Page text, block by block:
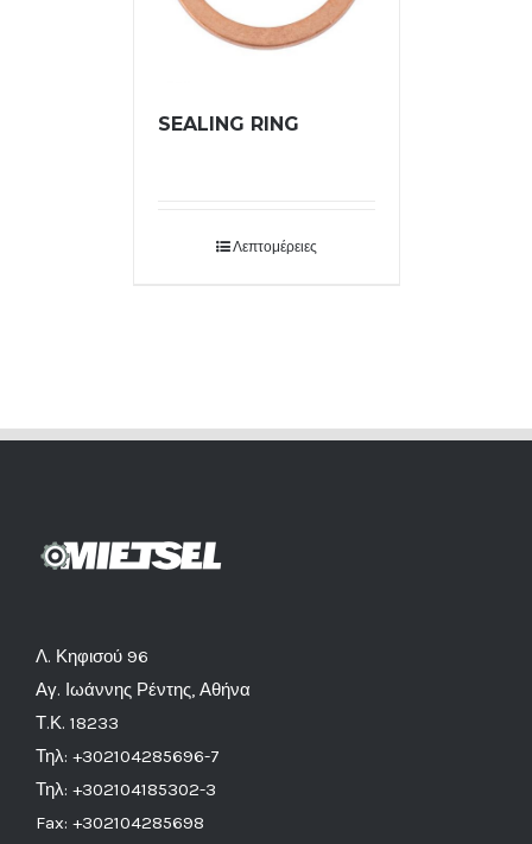
SEALING RING
Λεπτομέρειες
Λ. Κηφισού 96
Αγ. Ιωάννης Ρέντης, Αθήνα
Τ.Κ. 18233
Τηλ: +302104285696-7
Τηλ: +302104185302-3
Fax: +302104285698